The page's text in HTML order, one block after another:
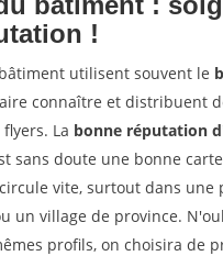
!
utilisent souvent le
connaître et distribuent
La bonne réputation
sans doute une bonne
vite, surtout dans une
un village de province.
profils, on choisira de